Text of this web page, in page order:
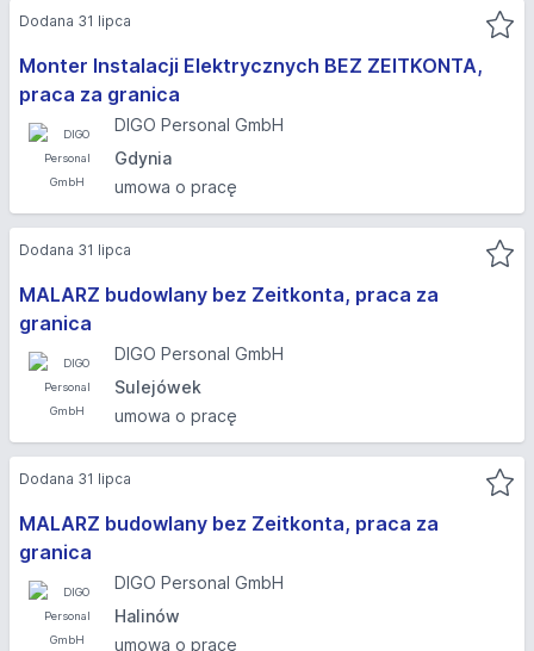
Monter Instalacji Elektrycznych BEZ ZEITKONTA,
praca za granica
DIGO Personal GmbH
Gdynia
umowa o pracę
Dodana 31 lipca
MALARZ budowlany bez Zeitkonta, praca za
granica
DIGO Personal GmbH
Sulejówek
umowa o pracę
Dodana 31 lipca
MALARZ budowlany bez Zeitkonta, praca za
granica
DIGO Personal GmbH
Halinów
umowa o pracę
Dodana 31 lipca